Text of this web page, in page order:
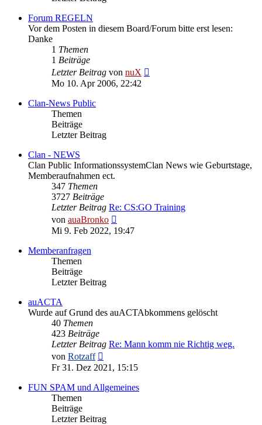
Forum REGELN
Vor dem Posten in diesem Board/Forum bitte erst lesen:
Danke
1 Themen
1 Beiträge
Letzter Beitrag von nuX
Mo 10. Apr 2006, 22:42
Clan-News Public
Themen
Beiträge
Letzter Beitrag
Clan - NEWS
Clan Public InformationssystemClan News wie Geburtstage,
Memberaufnahmen ect.
347 Themen
3727 Beiträge
Letzter Beitrag Re: CS:GO Training
von auaBronko
Beitrag
Mi 9. Feb 2022, 19:47
Memberanfragen
Themen
Beiträge
Letzter Beitrag
auACTA
Wurde auf Grund des auACTAbkommens gelöscht
40 Themen
423 Beiträge
Letzter Beitrag Re: Mann komm nie Richtig weg.
von Rotzaff
Beitrag
Fr 31. Dez 2021, 15:15
FUN SPAM und Allgemeines
Themen
Beiträge
Letzter Beitrag